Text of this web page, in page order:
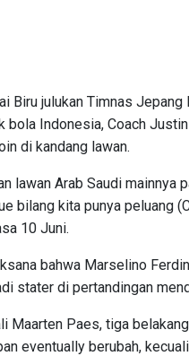
Biru julukan Timnas Jepang
bola Indonesia, Coach
di kandang lawan.
lawan Arab Saudi mainnya
bilang kita punya peluang
10 Juni.
bahwa Marselino
stater di pertandingan
Maarten Paes, tiga
eventually berubah,